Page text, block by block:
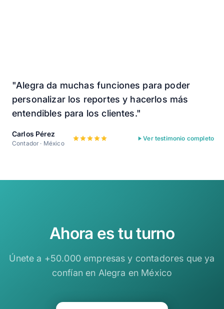
"Alegra da muchas funciones para poder
personalizar los reportes y hacerlos más
entendibles para los clientes."
Carlos Pérez
Contador · México
Ver testimonio completo
Ahora es tu turno
Únete a +50.000 empresas y contadores que ya
confían en Alegra en México